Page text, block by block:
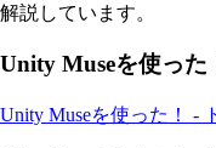
解説しています。
Unity Museを使った
Unity Museを使った！ -